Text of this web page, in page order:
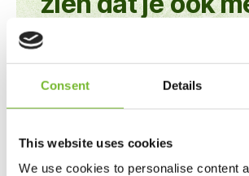
Consent Details
This website uses cookies
We use cookies to personalise content
minder budget,
kunt maken.’
Daan, manager Duurzaamheid en